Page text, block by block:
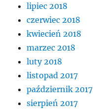
lipiec 2018
czerwiec 2018
kwiecień 2018
marzec 2018
luty 2018
listopad 2017
październik 2017
sierpień 2017